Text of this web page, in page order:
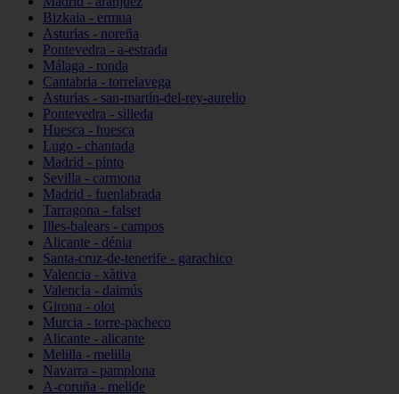
Bizkaia - ermua
Asturias - noreña
Pontevedra - a-estrada
Málaga - ronda
Cantabria - torrelavega
Asturias - san-martín-del-rey-aurelio
Pontevedra - silleda
Huesca - huesca
Lugo - chantada
Madrid - pinto
Sevilla - carmona
Madrid - fuenlabrada
Tarragona - falset
Illes-balears - campos
Alicante - dénia
Santa-cruz-de-tenerife - garachico
Valencia - xàtiva
Valencia - daimús
Girona - olot
Murcia - torre-pacheco
Alicante - alicante
Melilla - melilla
Navarra - pamplona
A-coruña - melide